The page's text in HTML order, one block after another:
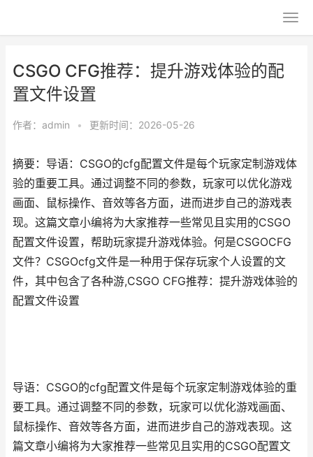
CSGO CFG推荐：提升游戏体验的配
置文件设置
作者： admin • 更新时间：2026-05-26
摘要：导语：CSGO的cfg配置文件是每个玩家定制游戏体
验的重要工具。通过调整不同的参数，玩家可以优化游戏
画面、鼠标操作、音效等各方面，进而进步自己的游戏表
现。这篇文章小编将为大家推荐一些常见且实用的CSGO
配置文件设置，帮助玩家提升游戏体验。何是CSGOCFG
文件？CSGOcfg文件是一种用于保存玩家个人设置的文
件，其中包含了各种游,CSGO CFG推荐：提升游戏体验的
配置文件设置
导语：CSGO的cfg配置文件是每个玩家定制游戏体验的重
要工具。通过调整不同的参数，玩家可以优化游戏画面、
鼠标操作、音效等各方面，进而进步自己的游戏表现。这
篇文章小编将为大家推荐一些常见且实用的CSGO配置文